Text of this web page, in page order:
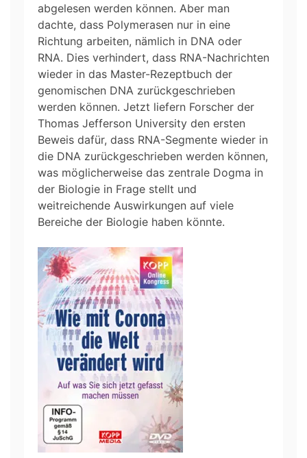
abgelesen werden können. Aber man
dachte, dass Polymerasen nur in eine
Richtung arbeiten, nämlich in DNA oder
RNA. Dies verhindert, dass RNA-Nachrichten
wieder in das Master-Rezeptbuch der
genomischen DNA zurückgeschrieben
werden können. Jetzt liefern Forscher der
Thomas Jefferson University den ersten
Beweis dafür, dass RNA-Segmente wieder in
die DNA zurückgeschrieben werden können,
was möglicherweise das zentrale Dogma in
der Biologie in Frage stellt und
weitreichende Auswirkungen auf viele
Bereiche der Biologie haben könnte.